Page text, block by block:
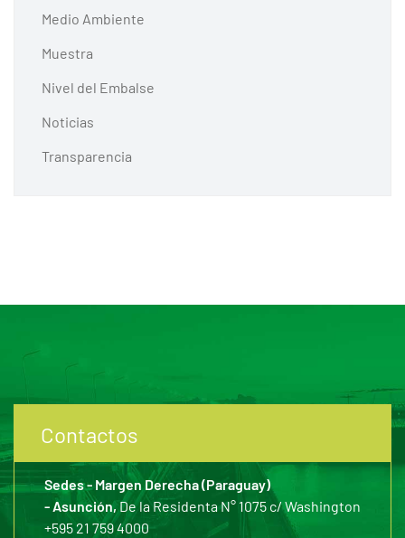
Medio Ambiente
Muestra
Nivel del Embalse
Noticias
Transparencia
Contactos
Sedes - Margen Derecha (Paraguay)
- Asunción, De la Residenta N° 1075 c/ Washington
+595 21 759 4000